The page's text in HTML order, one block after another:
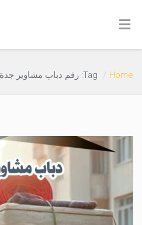
Home Tag: رقم دباب مشاوير جدة